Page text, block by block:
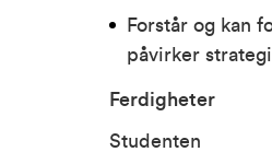
Forstår og kan
påvirker
Ferdigheter
Studenten